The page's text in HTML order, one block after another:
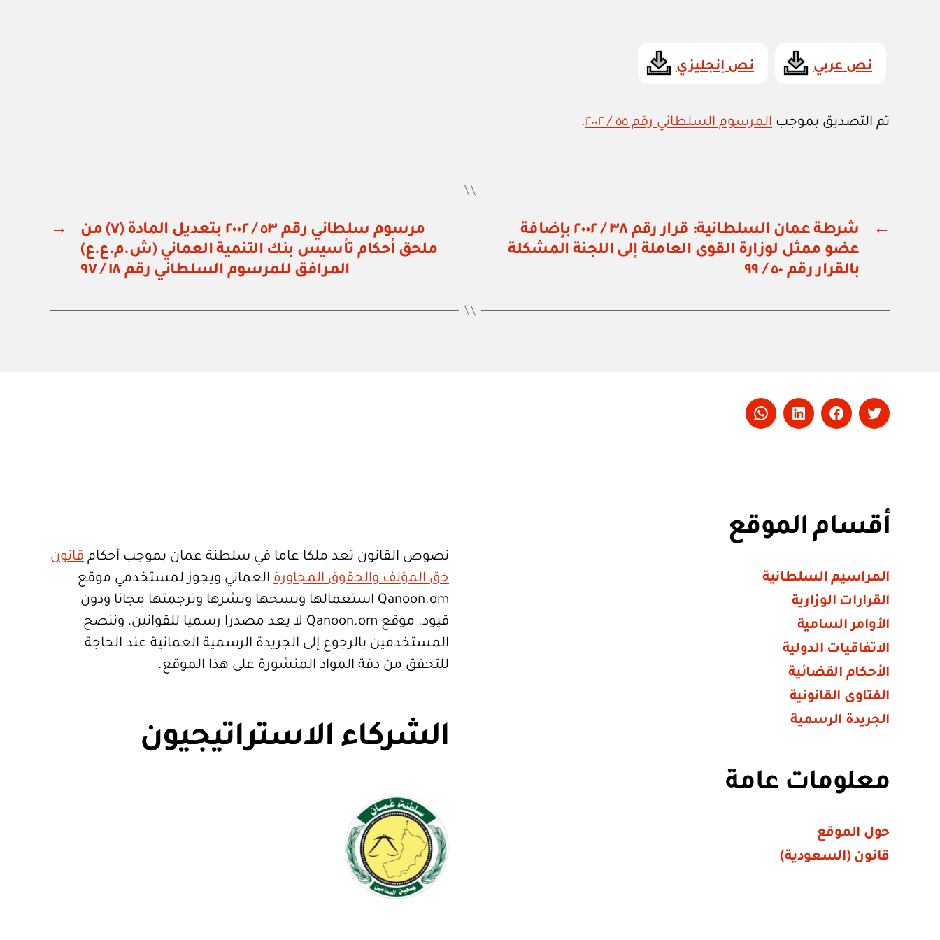
نص عربي نص إنجليزي
تم التصديق بموجب المرسوم السلطاني رقم ٥٥ / ٢٠٠٢ .
←
شرطة عمان السلطانية: قرار رقم ٣٨ / ٢٠٠٢ بإضافة
عضو ممثل لوزارة القوى العاملة إلى اللجنة المشكلة
بالقرار رقم ٥٠ / ٩٩
→
مرسوم سلطاني رقم ٥٣ / ٢٠٠٢ بتعديل المادة (٧) من
ملحق أحكام تأسيس بنك التنمية العماني (ش.م.ع.ع)
المرافق للمرسوم السلطاني رقم ١٨ / ٩٧
Twitter
Facebook
LinkedIn
Whatsapp
أقسام الموقع
المراسيم السلطانية
القرارات الوزارية
الأوامر السامية
الاتفاقيات الدولية
الأحكام القضائية
الفتاوى القانونية
الجريدة الرسمية
معلومات عامة
حول الموقع
قانون (السعودية)
نصوص القانون تعد ملكا عاما في سلطنة عمان بموجب أحكام قانون
حق المؤلف والحقوق المجاورة العماني ويجوز لمستخدمي موقع
Qanoon.om استعمالها ونسخها ونشرها وترجمتها مجانا ودون
قيود. موقع Qanoon.om لا يعد مصدرا رسميا للقوانين، وننصح
المستخدمين بالرجوع إلى الجريدة الرسمية العمانية عند الحاجة
للتحقق من دقة المواد المنشورة على هذا الموقع.
الشركاء الاستراتيجيون